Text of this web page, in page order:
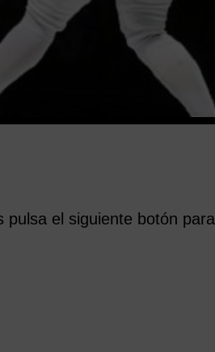
el siguiente botón para